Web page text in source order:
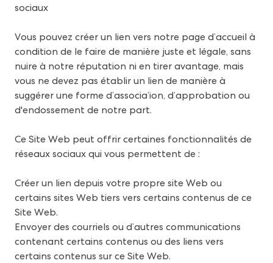
sociaux
Vous pouvez créer un lien vers notre page d’accueil à
condition de le faire de manière juste et légale, sans
nuire à notre réputation ni en tirer avantage, mais
vous ne devez pas établir un lien de manière à
suggérer une forme d’associa’ion, d’approbation ou
d'endossement de notre part.
Ce Site Web peut offrir certaines fonctionnalités de
réseaux sociaux qui vous permettent de :
Créer un lien depuis votre propre site Web ou
certains sites Web tiers vers certains contenus de ce
Site Web.
Envoyer des courriels ou d’autres communications
contenant certains contenus ou des liens vers
certains contenus sur ce Site Web.